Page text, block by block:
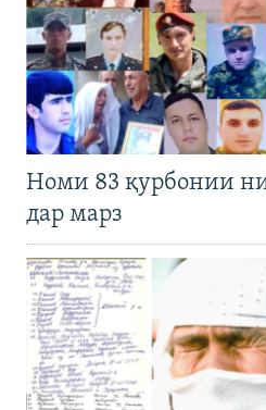
Номи 83 қурбонии
дар марз